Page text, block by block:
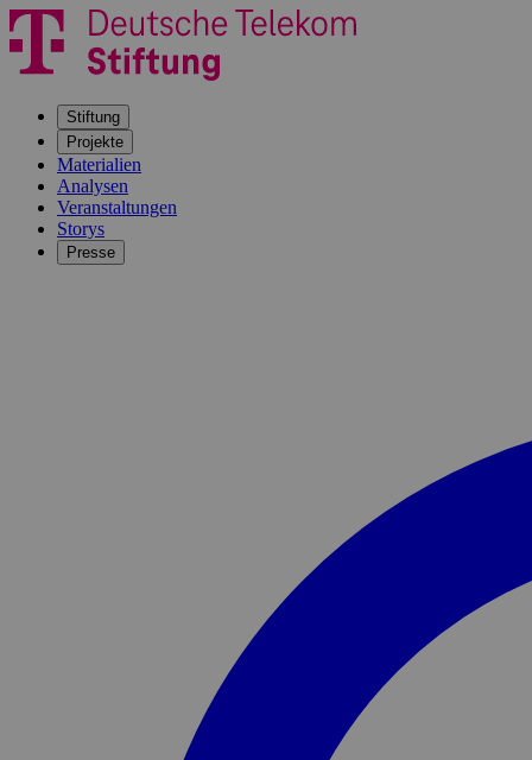
Stiftung
Projekte
Materialien
Analysen
Veranstaltungen
Storys
Presse